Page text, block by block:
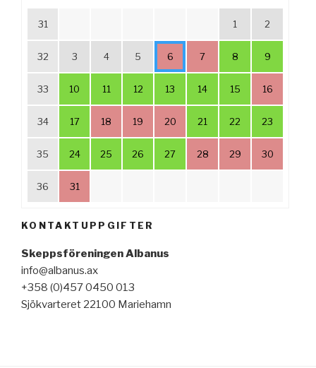
31 1 2
32 3 4 5 6 7 8 9
33 10 11 12 13 14 15 16
34 17 18 19 20 21 22 23
35 24 25 26 27 28 29 30
36 31
KONTAKTUPPGIFTER
Skeppsföreningen Albanus
info@albanus.ax
+358 (0)457 0450 013
Sjökvarteret 22100 Mariehamn